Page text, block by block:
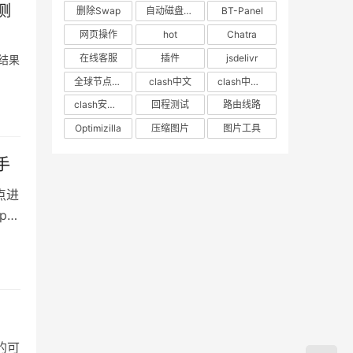
果
进
远
可
删除Swap 自动磁盘挂载
BT-Panel
网页操作
hot
Chatra
在线客服
插件
jsdelivr
全球节点CDN
clash中文
clash中文教程
clash安卓教程
回程测试
路由线路
Optimizilla
压缩图片 图片工具